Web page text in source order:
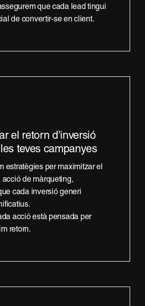
que cada lead tingui
de convertir-se en client.
el retorn d’inversió
teves campanyes
estratègies per maximitzar el
acció de màrqueting,
cada inversió generi
acció està pensada per
retorn.